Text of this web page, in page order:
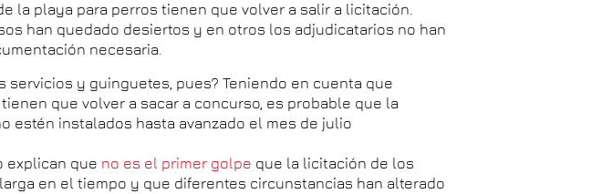
la playa para perros tienen que volver a salir a licitación.
han quedado desiertos y en otros los adjudicatarios no han
necesaria.
servicios y guinguetes, pues? Teniendo en cuenta que
que volver a sacar a concurso, es probable que la
estén instalados hasta avanzado el mes de julio
explican que no es el primer golpe que la licitación de los
en el tiempo y que diferentes circunstancias han alterado